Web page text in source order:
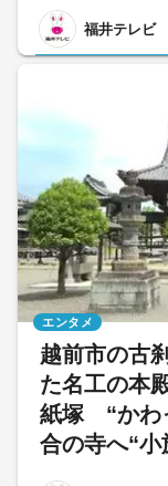
福井テレビ
越前市の古
た名工の本
紙塚 “かわ
合の寺へ“小
エンタメ